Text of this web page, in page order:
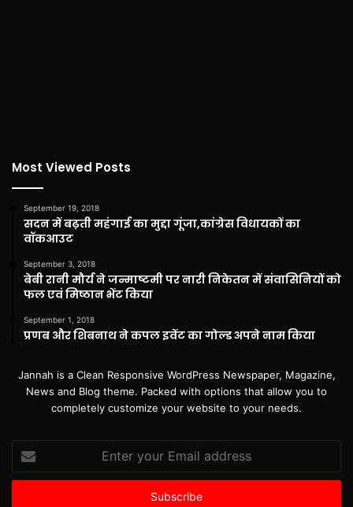
Most Viewed Posts
September 19, 2018
सदन में बढ़ती महंगाई का मुद्दा गूंजा,कांग्रेस विधायकों का
वॉकआउट
September 3, 2018
बेबी रानी मौर्य ने जन्माष्टमी पर नारी निकेतन में संवासिनियों को
फल एवं मिष्ठान भेंट किया
September 1, 2018
प्रणब और शिबनाथ ने कपल इवेंट का गोल्ड अपने नाम किया
Jannah is a Clean Responsive WordPress Newspaper, Magazine,
News and Blog theme. Packed with options that allow you to
completely customize your website to your needs.
your
Email